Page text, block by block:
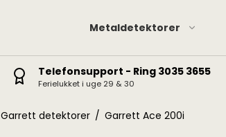
Metaldetektorer
Minelab Manticore
Telefonsupport - Ring 3035 3655
Ferielukket i uge 29 & 30
Garrett detektorer / Garrett Ace 200i